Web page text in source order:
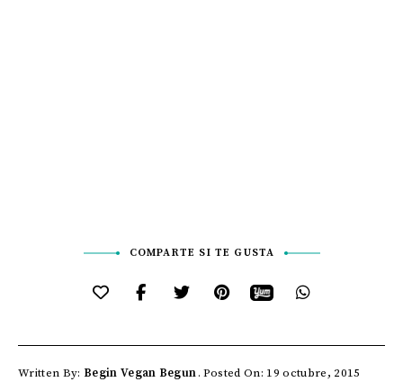
COMPARTE SI TE GUSTA
Written By: Begin Vegan Begun Posted On: 19 octubre, 2015